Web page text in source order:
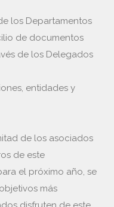
los Departamentos
de documentos
de los Delegados
entidades y
de los asociados
de este
el próximo año, se
más